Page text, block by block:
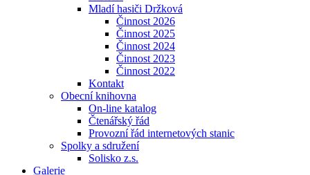
Mladí hasiči Držková
Činnost 2026
Činnost 2025
Činnost 2024
Činnost 2023
Činnost 2022
Kontakt
Obecní knihovna
On-line katalog
Čtenářský řád
Provozní řád internetových stanic
Spolky a sdružení
Solisko z.s.
Galerie